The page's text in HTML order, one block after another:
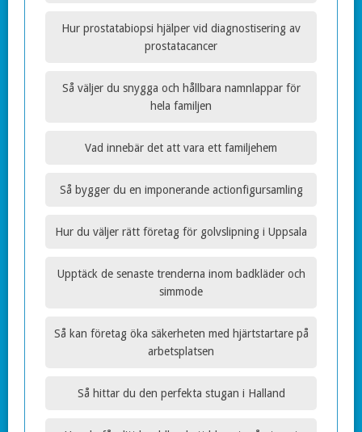
Hur prostatabiopsi hjälper vid diagnostisering av
prostatacancer
Så väljer du snygga och hållbara namnlappar för
hela familjen
Vad innebär det att vara ett familjehem
Så bygger du en imponerande actionfigursamling
Hur du väljer rätt företag för golvslipning i Uppsala
Upptäck de senaste trenderna inom badkläder och
simmode
Så kan företag öka säkerheten med hjärtstartare på
arbetsplatsen
Så hittar du den perfekta stugan i Halland